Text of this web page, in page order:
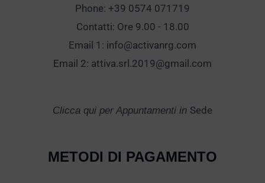
Phone: +39 0574 071719
Contatti: Ore 9.00 - 18.00
Email 1: info@activanrg.com
Email 2: attiva.srl.2019@gmail.com
Clicca qui per Appuntamenti in Sede
METODI DI PAGAMENTO